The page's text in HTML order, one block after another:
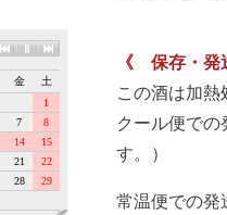
《 保存・発
この酒は加熱
クール便で
す。）
常温便での発